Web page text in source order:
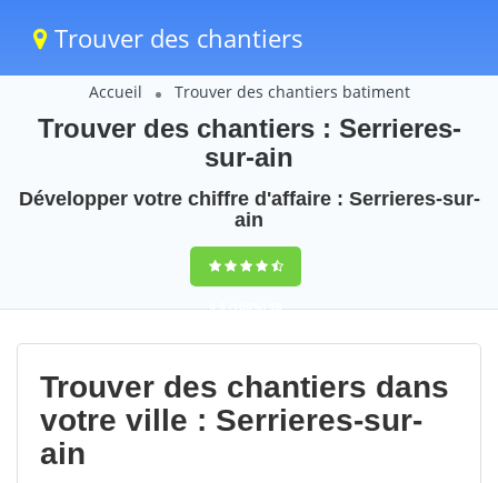
Trouver des chantiers
Accueil Trouver des chantiers batiment
Trouver des chantiers : Serrieres-
sur-ain
Développer votre chiffre d'affaire : Serrieres-sur-
ain
9,5(100%)50
votes
Trouver des chantiers dans
votre ville : Serrieres-sur-
ain